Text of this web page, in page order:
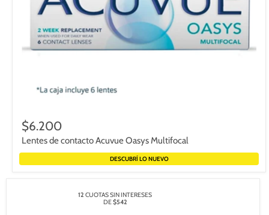
$6.200
Lentes de contacto Acuvue Oasys Multifocal
DESCUBRÍ LO NUEVO
12 CUOTAS SIN INTERESES
DE$542